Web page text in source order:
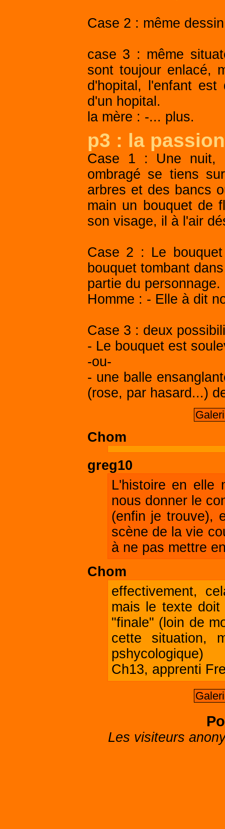
Case 2 : même
case 3 : même
sont toujour enlacé,
d'hopital, l'enfant
d'un hopital.
la mère : -... plus.
p3 : la passion
Case 1 : Une nuit,
ombragé se tiens
arbres et des bancs
main un bouquet de
son visage, il à l'air
Case 2 : Le
bouquet tombant
partie du personnage.
Homme : - Elle à dit
Case 3 : deux
- Le bouquet est
-ou-
- une balle
(rose, par hasard...)
Chom
greg10
L'histoire en elle
nous donner le
(enfin je trouve),
scène de la vie
à ne pas mettre
Chom
effectivement,
mais le texte
"finale" (loin de
cette situation,
pshycologique)
Ch13, apprenti
Les visiteurs